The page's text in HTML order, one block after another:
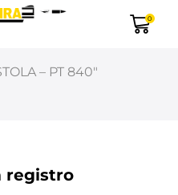
0
– PT 840"
registro